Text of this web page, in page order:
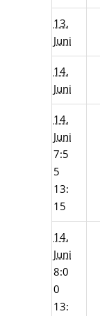
13.
Juni
14.
Juni
14.
Juni
7:5
5
13:
15
14.
Juni
8:0
0
13: